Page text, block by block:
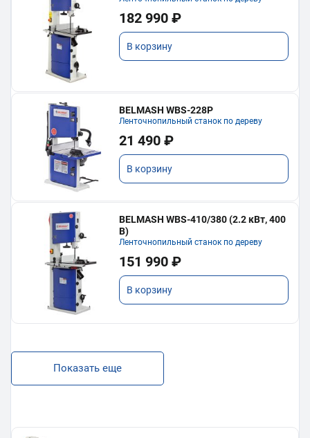
182 990 ₽
В корзину
BELMASH WBS-228P
Ленточнопильный станок по дереву
21 490 ₽
В корзину
BELMASH WBS-410/380 (2.2 кВт, 400
В)
Ленточнопильный станок по дереву
151 990 ₽
В корзину
Показать еще